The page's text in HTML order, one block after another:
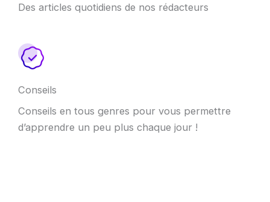
Des articles quotidiens de nos rédacteurs
Conseils
Conseils en tous genres pour vous permettre
d’apprendre un peu plus chaque jour !